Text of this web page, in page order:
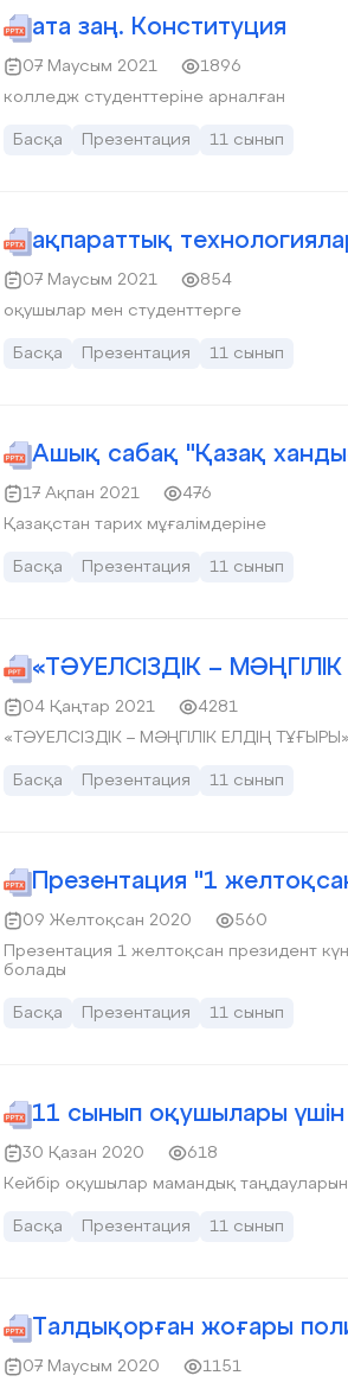
ата заң. Конституция
07 Маусым 2021
1896
колледж студенттеріне арналған
Басқа Презентация 11 сынып
ақпараттық
07 Маусым 2021
854
оқушылар мен студенттерге
Басқа Презентация 11 сынып
Ашық сабақ "Қазақ
17 Ақпан 2021
476
Қазақстан тарих мұғалімдеріне
Басқа Презентация 11 сынып
«ТӘУЕЛСІЗДІК –
04 Қаңтар 2021
4281
«ТӘУЕЛСІЗДІК – МӘҢГІЛІК ЕЛДІҢ ТҰҒЫРЫ»
Басқа Презентация 11 сынып
Презентация "1
09 Желтоқсан 2020
560
Презентация 1 желтоқсан президент
болады
Басқа Презентация 11 сынып
11 сынып оқушылары үшін
30 Қазан 2020
618
Кейбір оқушылар мамандық
Басқа Презентация 11 сынып
Талдықорған жоғары
07 Маусым 2020 1151